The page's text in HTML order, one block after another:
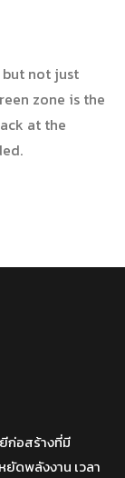
but not just
zone is the
at the
ก่อสร้างที่มี
ดพลังงาน เวลา